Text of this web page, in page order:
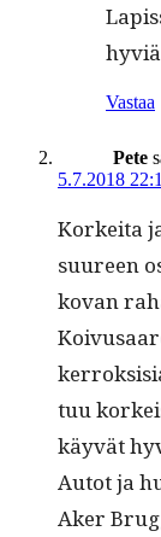
Vastaa
Pete
5.7.2018
Korkei­ta
suureen
kovan
tuu
käyvät
Autot ja
Aker